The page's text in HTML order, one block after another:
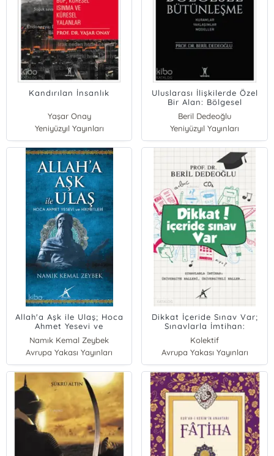
Kandırılan İnsanlık
Yaşar Onay
Yeniyüzyıl Yayınları
Uluslarası İlişkilerde Özel
Bir Alan: Bölgesel
Bütünleşme; Kuramlar -
Yaklaşımlar - Modeller
Beril Dedeoğlu
Yeniyüzyıl Yayınları
Allah'a Aşk ile Ulaş; Hoca
Ahmet Yesevi ve
Hikmetleri
Namık Kemal Zeybek
Avrupa Yakası Yayınları
Dikkat İçeride Sınav Var;
Sınavlarla İmtihan:
Üniversite Halleri,
Üniversiteli Haller
Kolektif
Avrupa Yakası Yayınları